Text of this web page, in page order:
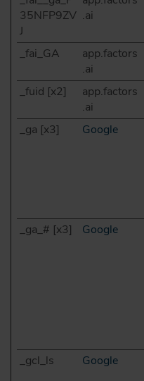
35NFP9ZV
J
.ai
_fai_GA
app.factors
.ai
_fuid [x2]
app.factors
.ai
_ga [x3] Google
_ga_# [x3] Google
_gcl_ls Google